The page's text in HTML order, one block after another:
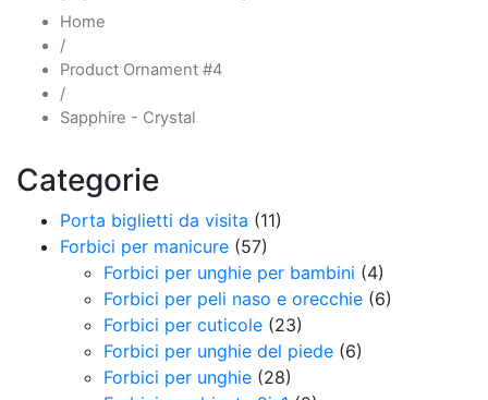
Home
/
Product Ornament #4
/
Sapphire - Crystal
Categorie
Porta biglietti da visita (11)
Forbici per manicure (57)
Forbici per unghie per bambini (4)
Forbici per peli naso e orecchie (6)
Forbici per cuticole (23)
Forbici per unghie del piede (6)
Forbici per unghie (28)